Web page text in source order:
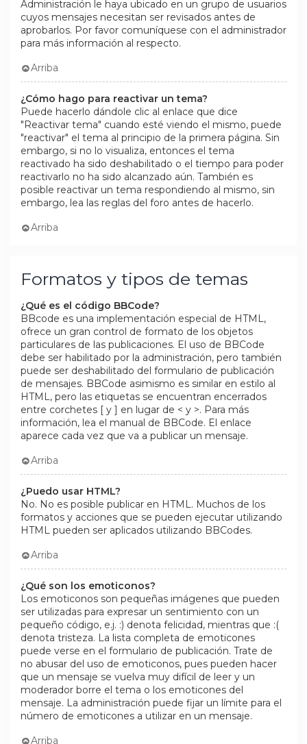
Administración le haya ubicado en un grupo de usuarios
cuyos mensajes necesitan ser revisados antes de
aprobarlos. Por favor comuníquese con el administrador
para más información al respecto.
Arriba
¿Cómo hago para reactivar un tema?
Puede hacerlo dándole clic al enlace que dice
"Reactivar tema" cuando esté viendo el mismo, puede
"reactivar" el tema al principio de la primera página. Sin
embargo, si no lo visualiza, entonces el tema
reactivado ha sido deshabilitado o el tiempo para poder
reactivarlo no ha sido alcanzado aún. También es
posible reactivar un tema respondiendo al mismo, sin
embargo, lea las reglas del foro antes de hacerlo.
Arriba
Formatos y tipos de temas
¿Qué es el código BBCode?
BBcode es una implementación especial de HTML,
ofrece un gran control de formato de los objetos
particulares de las publicaciones. El uso de BBCode
debe ser habilitado por la administración, pero también
puede ser deshabilitado del formulario de publicación
de mensajes. BBCode asimismo es similar en estilo al
HTML, pero las etiquetas se encuentran encerrados
entre corchetes [ y ] en lugar de < y >. Para más
información, lea el manual de BBCode. El enlace
aparece cada vez que va a publicar un mensaje.
Arriba
¿Puedo usar HTML?
No. No es posible publicar en HTML. Muchos de los
formatos y acciones que se pueden ejecutar utilizando
HTML pueden ser aplicados utilizando BBCodes.
Arriba
¿Qué son los emoticonos?
Los emoticonos son pequeñas imágenes que pueden
ser utilizadas para expresar un sentimiento con un
pequeño código, e.j. :) denota felicidad, mientras que :(
denota tristeza. La lista completa de emoticones
puede verse en el formulario de publicación. Trate de
no abusar del uso de emoticonos, pues pueden hacer
que un mensaje se vuelva muy difícil de leer y un
moderador borre el tema o los emoticones del
mensaje. La administración puede fijar un límite para el
número de emoticones a utilizar en un mensaje.
Arriba